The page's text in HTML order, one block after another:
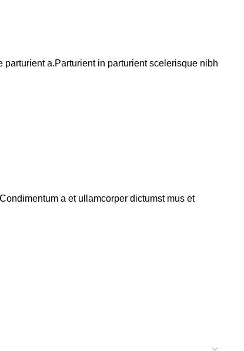
a.Parturient in parturient scelerisque nibh
a et ullamcorper dictumst mus et